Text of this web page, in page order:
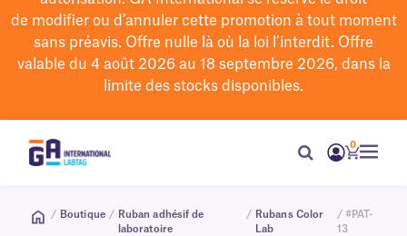
de modifierou d’annuler cette promotion à tout moment
sans préavis. Offre nulle là où la loi l’interdit. Offre
valable du 4 août 2026 au 18 septembre 2026, dans la
limite des stocks disponibles.
0
/ Boutique / Ruban adhésif de
laboratoire
/ Rubans Color
Lab
/ #PAT-
13